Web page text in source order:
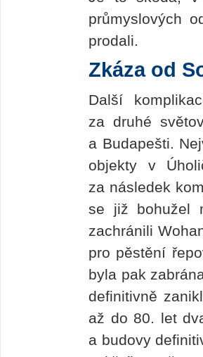
průmyslových
prodali.
Zkáza od
Další
za druhé
a Budapešti.
objekty v
za následek
se již bohužel
zachránili
pro pěstění
byla pak
definitivně
až do 80. let
a budovy